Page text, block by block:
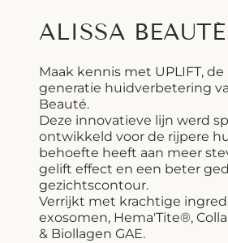
ALISSA
Maak kennis met UPLIFT,
generatie huidverbetering
Beauté.
Deze innovatieve lijn werd
ontwikkeld voor de rijpere
behoefte heeft aan meer
gelift effect en een beter
gezichtscontour.
Verrijkt met krachtige
exosomen, Hema'Tite®,
& Biollagen GAE.